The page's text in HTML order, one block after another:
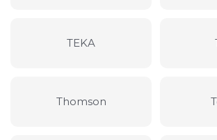
TEKA
Thomson